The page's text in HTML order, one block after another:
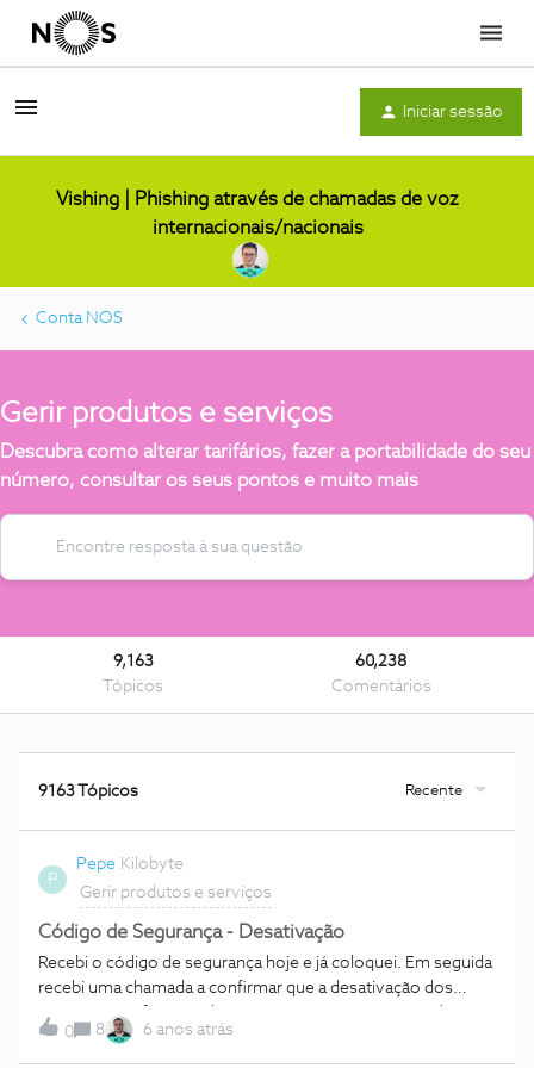
Menu
Iniciar sessão
Vishing | Phishing através de chamadas de voz
internacionais/nacionais
Conta NOS
Gerir produtos e serviços
Descubra como alterar tarifários, fazer a portabilidade do seu
número, consultar os seus pontos e muito mais
9,163
Tópicos
60,238
Comentários
9163 Tópicos Recente
P
Pepe Kilobyte
Gerir produtos e serviços
Código de Segurança - Desativação
Recebi o código de segurança hoje e já coloquei. Em seguida
recebi uma chamada a confirmar que a desativação dos
serviços será feito no dia xxxxxx e que seria contactada com
a equipa de recolha de equipamentos para a devolução. Até
aqui tudo bem, mas não recebi nenhum email ou mensagem
0 8 6 anos atrás